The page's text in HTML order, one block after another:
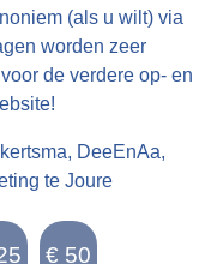
wordt geboren in
onder
Easthimmerwei
Beints uit
vader op.
bekend. Na
op de
de verkoop.
(als u wilt) via
worden zeer
de verdere op- en
DeeEnAa,
te Joure